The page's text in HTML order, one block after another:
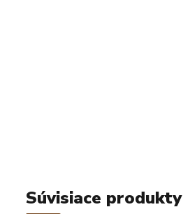
Súvisiace produkty